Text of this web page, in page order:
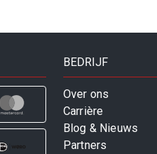
BEDRIJF
Over ons
Carrière
Blog & Nieuws
Partners